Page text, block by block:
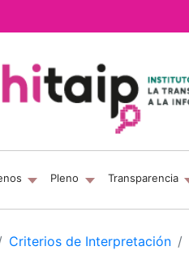
(current)
Pleno Transparencia
Criterios de Interpretación